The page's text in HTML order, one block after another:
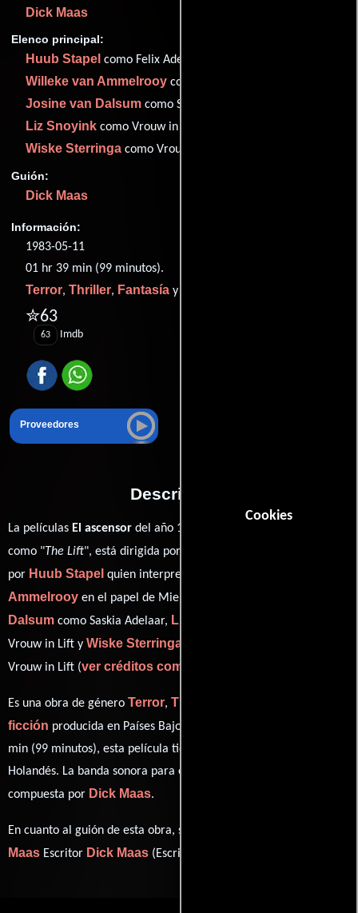
Cookies
Dick Maas
Elenco principal:
Huub Stapel como Felix Adelaar
Willeke van Ammelrooy como Mieke de Beer
Josine van Dalsum como Saskia Adelaar
Liz Snoyink como Vrouw in Lift
Wiske Sterringa como Vrouw in Lift
Guión:
Dick Maas
Información:
1983-05-11
01 hr 39 min (99 minutos).
Terror, Thriller, Fantasía y
✮63
63 Imdb
Proveedores
Descripción
La películas El ascensor del año 1983, conocida originalmente
como "The Lift", está dirigida por
por Huub Stapel quien interpreta a Felix Adelaar,
Ammelrooy en el papel de Mieke de Beer,
Dalsum como Saskia Adelaar, Liz Snoyink
Vrouw in Lift y Wiske Sterringa
Vrouw in Lift (ver créditos completos
Es una obra de género Terror, Thriller
ficción producida en Países Bajos. Con una duración de 01 hr 39
min (99 minutos), esta película tiene diálogos originales en
Holandés. La banda sonora para esta producción ha sido
compuesta por Dick Maas.
En cuanto al guión de esta obra, se encuentra a cargo de
Maas Escritor Dick Maas (Escritor).